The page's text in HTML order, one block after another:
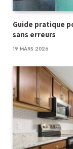
Guide pratique
sans erreurs
19 MARS 2026